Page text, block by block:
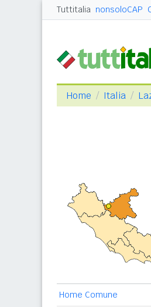
Tuttitalia nonsoloCAP
Home Italia
Home Comune